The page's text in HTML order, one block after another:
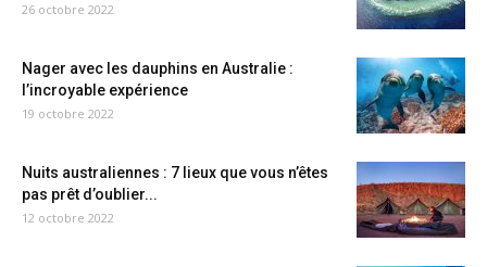
26 octobre 2022
Nager avec les dauphins en Australie :
l’incroyable expérience
19 octobre 2022
Nuits australiennes : 7 lieux que vous n’êtes
pas prêt d’oublier...
12 octobre 2022